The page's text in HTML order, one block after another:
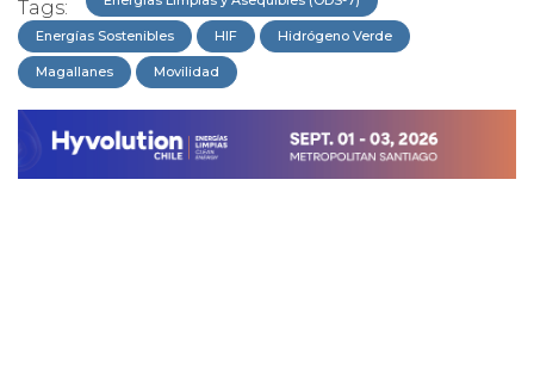
Tags:
Energías Sostenibles HIF Hidrógeno Verde
Magallanes Movilidad